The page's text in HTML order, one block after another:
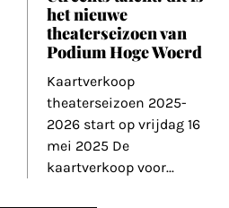
het nieuwe
theaterseizoen van
Podium Hoge Woerd
Kaartverkoop
theaterseizoen 2025-
2026 start op vrijdag 16
mei 2025 De
kaartverkoop voor...